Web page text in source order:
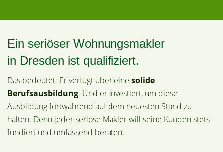
Ein seriöser Wohnungsmakler
in Dresden ist qualifiziert.
Das bedeutet: Er verfügt über eine solide
Berufsausbildung. Und er investiert, um diese
Ausbildung fortwährend auf dem neuesten Stand zu
halten. Denn jeder seriöse Makler will seine Kunden stets
fundiert und umfassend beraten.